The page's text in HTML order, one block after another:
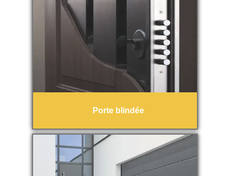
Porte blindée